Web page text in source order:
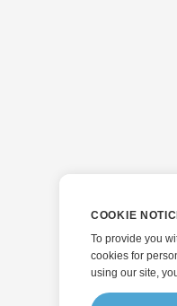
COOKIE
To provide you
cookies for
using our site,